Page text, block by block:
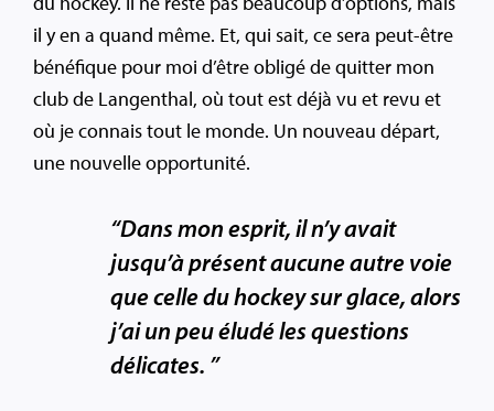
il y en a quand même. Et, qui sait, ce sera peut-être
bénéfique pour moi d’être obligé de quitter mon
club de Langenthal, où tout est déjà vu et revu et
où je connais tout le monde. Un nouveau départ,
une nouvelle opportunité.
“Dans mon esprit, il n’y avait
jusqu’à présent aucune autre voie
que celle du hockey sur glace, alors
j’ai un peu éludé les questions
délicates. ”